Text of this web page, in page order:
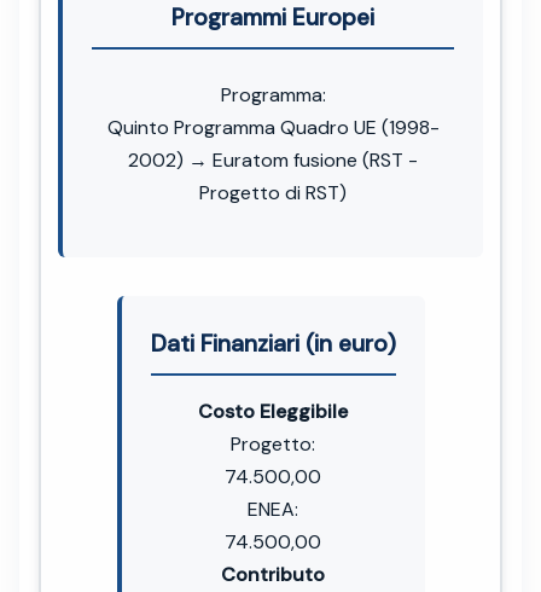
Programmi Europei
Programma:
Quinto Programma Quadro UE (1998-
2002) → Euratom fusione (RST -
Progetto di RST)
Dati Finanziari (in euro)
Costo Eleggibile
Progetto:
74.500,00
ENEA:
74.500,00
Contributo